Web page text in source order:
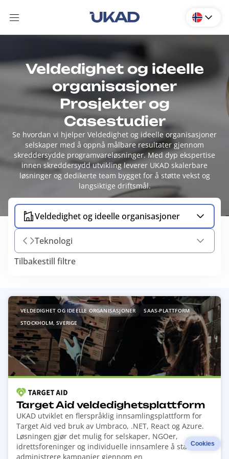
Veldedighet og ideelle
organisasjoner
Prosjekter og
Casestudier
Se hvordan vi hjelper Veldedighet og ideelle organisasjoner
selskaper med å oppnå målbare resultater gjennom
skreddersydde programvareløsninger. Med dyp ekspertise
innen skreddersydd utvikling leverer UKAD skalerbare
løsninger og dedikerte team bygget for å støtte vekst og
langsiktige driftsmål.
Veldedighet og ideelle organisasjoner
Teknologi
Tilbakestill filtre
R
e
a
d
m
r
VELDEDIGHET OG IDEELLE ORGANISASJONER
SAAS-PLATTFORM
STOCKHOLM, SVERIGE
Target Aid veldedighetsplattform
UKAD utviklet en flerspråklig innsamlingsplattform for
Target Aid ved bruk av Umbraco, .NET, React og Azure.
Løsningen gjør det mulig for selskaper, NGOer,
idrettsforeninger og individuelle innsamlere å starte og
administrere kampanjer gjennom en
Cookies